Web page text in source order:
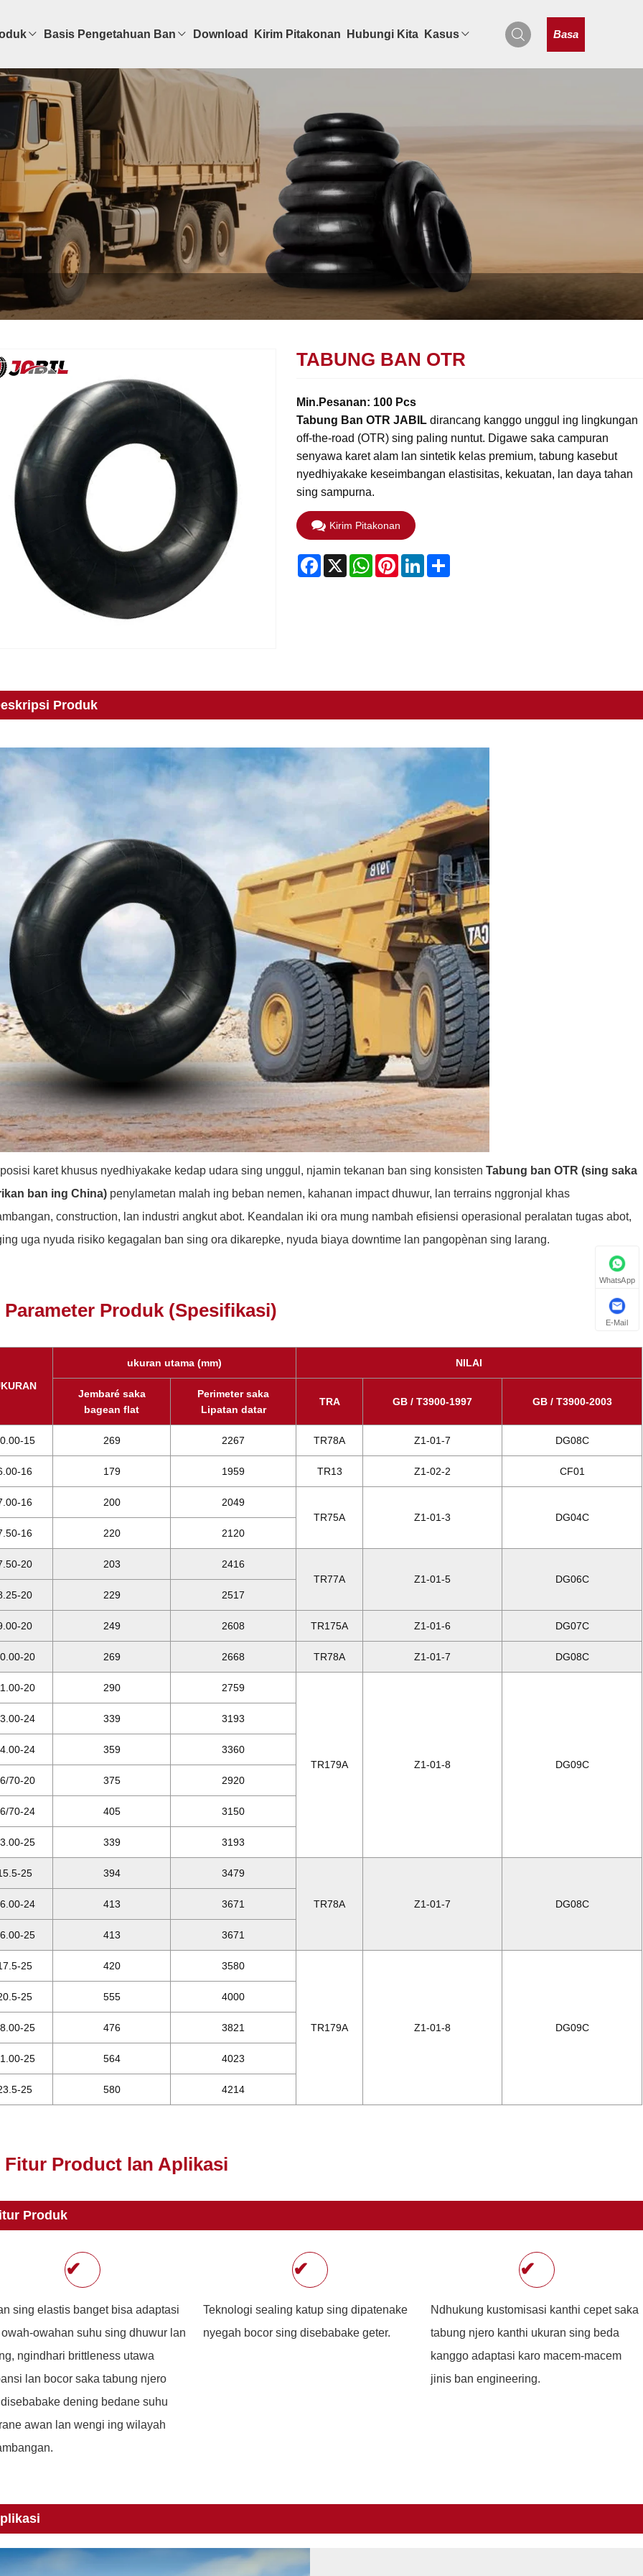
Basis Pengetahuan Ban Download Kirim Pitakonan Hubungi Kita Kasus Basa
TABUNG BAN OTR
Min.Pesanan: 100 Pcs
Tabung Ban OTR JABIL dirancang kanggo unggul ing lingkungan
off-the-road (OTR) sing paling nuntut. Digawe saka campuran
senyawa karet alam lan sintetik kelas premium, tabung kasebut
nyedhiyakake keseimbangan elastisitas, kekuatan, lan daya tahan
sing sampurna.
Kirim Pitakonan
Facebook
X WhatsApp
PinterestLinkedIn
Produk
karet khusus nyedhiyakake kedap udara sing unggul, njamin tekanan ban sing konsisten Tabung ban OTR (sing saka
ban ing China) penylametan malah ing beban nemen, kahanan impact dhuwur, lan terrains nggronjal khas
construction, lan industri angkut abot. Keandalan iki ora mung nambah efisiensi operasional peralatan tugas abot,
uga nyuda risiko kegagalan ban sing ora dikarepke, nyuda biaya downtime lan pangopènan sing larang.
Parameter Produk (Spesifikasi)
ukuran utama (mm) NILAI
Jembaré saka
bagean flat
Perimeter saka
Lipatan datar
TRA GB / T3900-1997 GB / T3900-2003
15 269 2267 TR78A Z1-01-7 DG08C
16 179 1959 TR13 Z1-02-2 CF01
16 200
2049
TR75A
Z1-01-3
DG04C
16
220 2120
20 203
2416
TR77A
Z1-01-5
DG06C
20
229 2517
20 249 2608 TR175A Z1-01-6 DG07C
20 269 2668 TR78A Z1-01-7 DG08C
20 290 2759
TR179A Z1-01-8 DG09C
24 339 3193
24 359 3360
70-20 375 2920
70-24 405 3150
25 339 3193
25 394 3479
TR78A Z1-01-7 DG08C
24 413 3671
25 413 3671
25 420 3580
TR179A Z1-01-8 DG09C
25 555 4000
25 476 3821
25 564 4023
25 580 4214
Fitur Product lan Aplikasi
Produk
✔
sing elastis banget bisa adaptasi
owah-owahan suhu sing dhuwur lan
ngindhari brittleness utawa
lan bocor saka tabung njero
dening bedane suhu
awan lan wengi ing wilayah
✔
Teknologi sealing katup sing dipatenake
nyegah bocor sing disebabake geter.
✔
Ndhukung kustomisasi kanthi cepet saka
tabung njero kanthi ukuran sing beda
kanggo adaptasi karo macem-macem
jinis ban engineering.
WhatsApp
E-Mail